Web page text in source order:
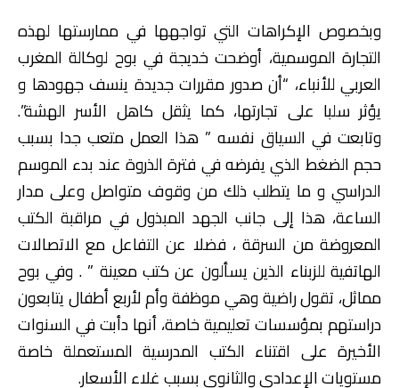
وبخصوص الإكراهات التي تواجهها في ممارستها لهذه
التجارة الموسمية، أوضحت خديجة في بوح لوكالة المغرب
العربي للأنباء، “أن صدور مقررات جديدة ينسف جهودها و
يؤثر سلبا على تجارتها، كما يثقل كاهل الأسر الهشة”.
وتابعت في السياق نفسه ” هذا العمل متعب جدا بسبب
حجم الضغط الذي يفرضه في فترة الذروة عند بدء الموسم
الدراسي و ما يتطلب ذلك من وقوف متواصل وعلى مدار
الساعة، هذا إلى جانب الجهد المبذول في مراقبة الكتب
المعروضة من السرقة ، فضلا عن التفاعل مع الاتصالات
الهاتفية للزبناء الذين يسألون عن كتب معينة ” . وفي بوح
مماثل، تقول راضية وهي موظفة وأم لأربع أطفال يتابعون
دراستهم بمؤسسات تعليمية خاصة، أنها دأبت في السنوات
الأخيرة على اقتناء الكتب المدرسية المستعملة خاصة
مستويات الإعدادي والثانوي بسبب غلاء الأسعار.